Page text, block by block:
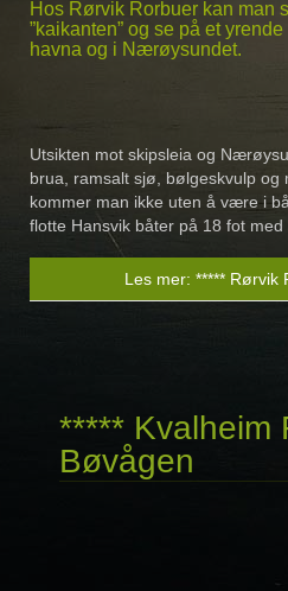
Hos Rørvik Rorbuer kan man
”kaikanten” og se på et
havna og i Nærøysundet.
Utsikten mot skipsleia og
brua, ramsalt sjø, bølgeskvulp
kommer man ikke uten å være i
flotte Hansvik båter på 18 fot med
Les mer: ***** Rørvik
***** Kvalheim
Bøvågen